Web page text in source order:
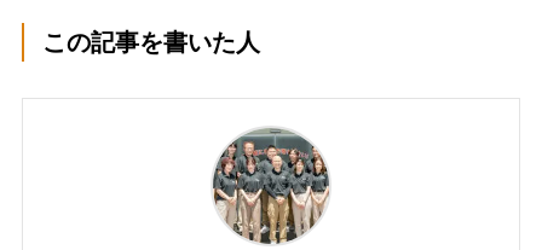
この記事を書いた人